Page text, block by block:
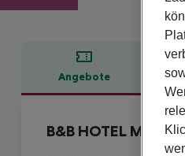
Angebote
B&B HOTEL